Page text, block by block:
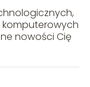
nowości Cię